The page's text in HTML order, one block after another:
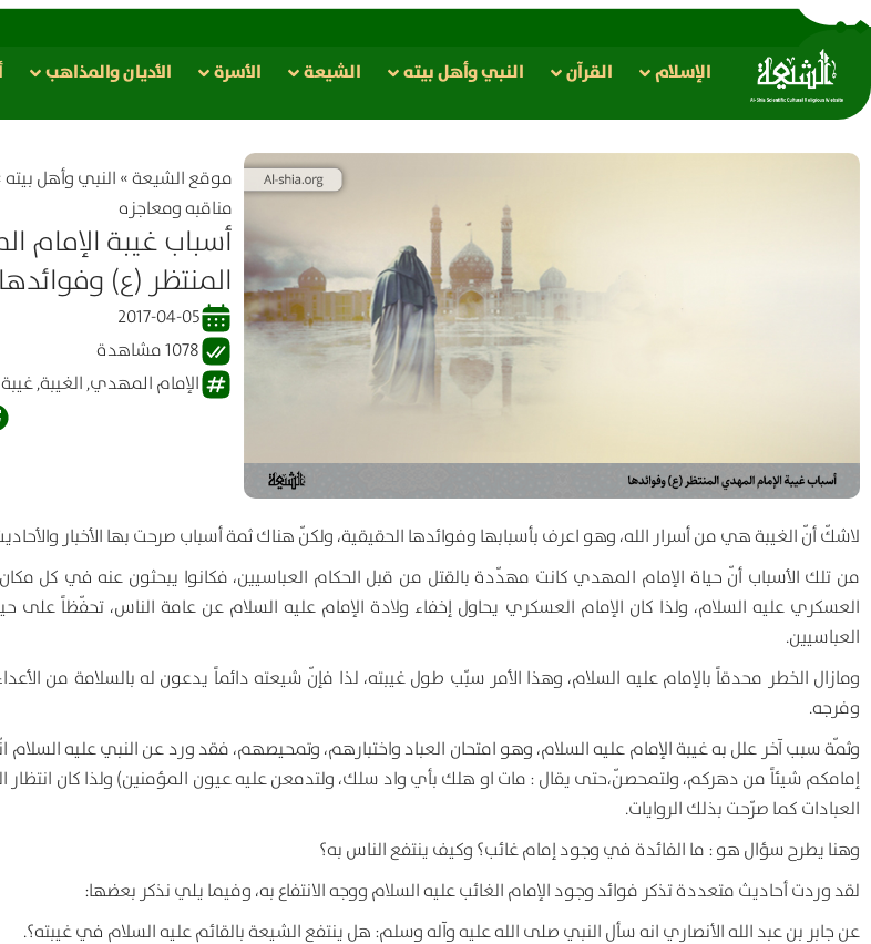
الإسلام القرآن النبي وأهل بيته الشيعة الأسرة الأدیان والمذاهب
موقع الشیعة» النبي وأهل بيته
مناقبه ومعاجزه
أسباب غيبة الإمام
المنتظر (ع) وفوائدها
2017-04-05
1078 مشاهدة
الإمام المهدي,الغيبة,
لاشكّ أنّ الغيبة هي من أسرار الله، وهو اعرف بأسبابها وفوائدها الحقيقية، ولكنّ هناك ثمة أسباب صرحت بها الأخبار
من تلك الأسباب أنّ حياة الإمام المهدي كانت مهدّدة بالقتل من قبل الحكام العباسيين، فكانوا يبحثون عنه في كل
العسكري عليه السلام، ولذا كان الإمام العسكري يحاول إخفاء ولادة الإمام عليه السلام عن عامة الناس، تحفّظاً على
العباسيين.
ومازال الخطر محدقاً بالإمام عليه السلام، وهذا الأمر سبّب طول غيبته، لذا فإنّ شيعته دائماً يدعون له بالسلامة من
وفرجه.
وثمّة سبب آخر علل به غيبة الإمام عليه السلام، وهو امتحان العباد واختبارهم، وتمحيصهم، فقد ورد عن النبي عليه السلام
إمامكم شيئاً من دهركم، ولتمحصنّ،حتى يقال : مات او هلك بأي واد سلك، ولتدمعن عليه عيون المؤمنين) ولذا كان
العبادات كما صرّحت بذلك الروايات.
وهنا يطرح سؤال هو : ما الفائدة في وجود إمام غائب؟ وكيف ينتفع الناس به؟
لقد وردت أحاديث متعددة تذكر فوائد وجود الإمام الغائب عليه السلام ووجه الانتفاع به، وفيما يلي نذكر بعضها:
عن جابر بن عبد الله الأنصاري انه سأل النبي صلى الله عليه وآله وسلم: هل ينتفع الشيعة بالقائم عليه السلام في غيبته؟.